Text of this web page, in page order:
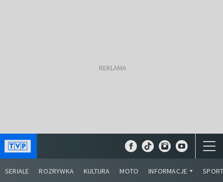
SERIALE ROZRYWKA KULTURA MOTO INFORMACJE